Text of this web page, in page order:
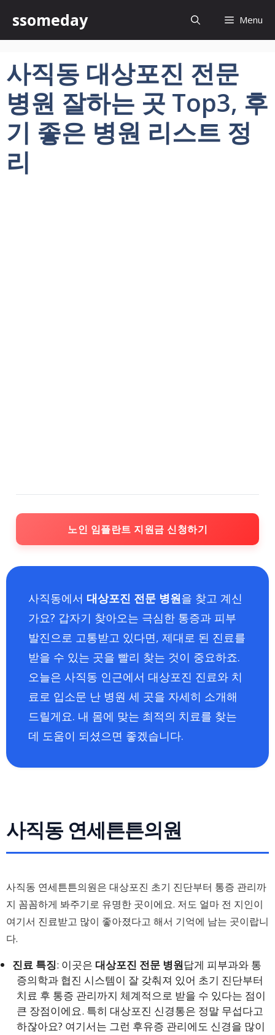
츠
너
ssomeday Menu
사직동 대상포진 전문
병원 잘하는 곳 Top3, 후
기 좋은 병원 리스트 정
리
노인 임플란트 지원금 신청하기
사직동에서 대상포진 전문 병원을 찾고 계신
가요? 갑자기 찾아오는 극심한 통증과 피부
발진으로 고통받고 있다면, 제대로 된 진료를
받을 수 있는 곳을 빨리 찾는 것이 중요하죠.
오늘은 사직동 인근에서 대상포진 진료와 치
료로 입소문 난 병원 세 곳을 자세히 소개해
드릴게요. 내 몸에 맞는 최적의 치료를 찾는
데 도움이 되셨으면 좋겠습니다.
사직동 연세튼튼의원
사직동 연세튼튼의원은 대상포진 초기 진단부터 통증 관리까
지 꼼꼼하게 봐주기로 유명한 곳이에요. 저도 얼마 전 지인이
여기서 진료받고 많이 좋아졌다고 해서 기억에 남는 곳이랍니
다.
진료 특징: 이곳은대상포진 전문 병원답게 피부과와 통
증의학과 협진 시스템이 잘 갖춰져 있어 초기 진단부터
치료 후 통증 관리까지 체계적으로 받을 수 있다는 점이
큰 장점이에요. 특히 대상포진 신경통은 정말 무섭다고
하잖아요? 여기서는 그런 후유증 관리에도 신경을 많이